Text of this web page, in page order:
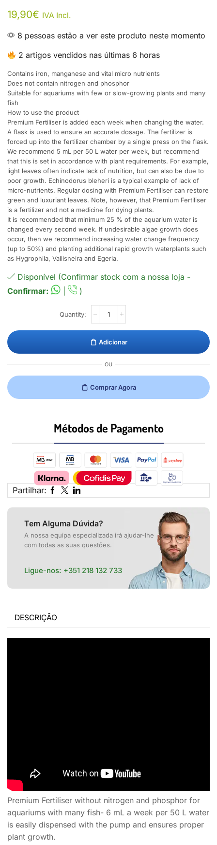
19,90€ IVA Incl.
8 pessoas estão a ver este produto neste momento
2 artigos vendidos nas últimas 6 horas
Contains iron, manganese and vital micro nutrients
Does not contain nitrogen and phosphor
Suitable for aquariums with few or slow-growing plants and many
fish
How to use the product
Premium Fertiliser is added each week when changing the water.
A flask is used to ensure an accurate dosage. The fertilizer is
forced up into the fertilizer chamber by a single press on the flask.
We recommend 5 mL per 50 L water per week, but recommend
that this is set in accordance with plant requirements. For example,
light leaves often indicate lack of nutrition, but can also be due to
poor growth. Echinodorus bleheri is a typical example of lack of
micro-nutrients. Regular dosing with Premium Fertiliser can restore
green and luxuriant leaves. Note, however, that Premium Fertiliser
is a fertilizer and not a medicine for dying plants.
It is recommended that minimum 25 % of the aquarium water is
changed every second week. If undesirable algae growth does
occur, then we recommend increasing water change frequency
(up to 50%) and planting additional rapid growth waterplants such
as Hygrophila, Vallisneira and Egeria.
Disponível (Confirmar stock com a nossa loja -
Confirmar:
)
Adicionar
OU
Comprar Agora
Métodos de Pagamento​
Partilhar:
Tem Alguma Dúvida?
A nossa equipa especializada irá ajudar-lhe
com todas as suas questões.
Ligue-nos: +351 218 132 733
DESCRIÇÃO
Premium Fertiliser without nitrogen and phosphor for
aquariums with many fish- 6 mL a week per 50 L water
is easily dispensed with the pump and ensures proper
plant growth.